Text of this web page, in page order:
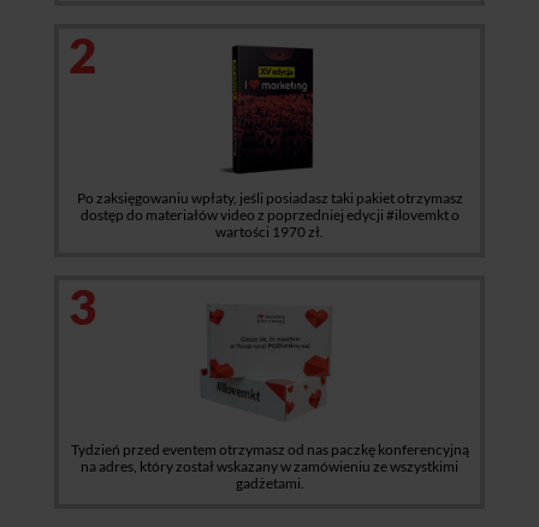
2
Po zaksięgowaniu wpłaty, jeśli posiadasz taki pakiet otrzymasz
dostęp do materiałów video z poprzedniej edycji #ilovemkt o
wartości 1970 zł.
3
Tydzień przed eventem otrzymasz od nas paczkę konferencyjną
na adres, który został wskazany w zamówieniu ze wszystkimi
gadżetami.